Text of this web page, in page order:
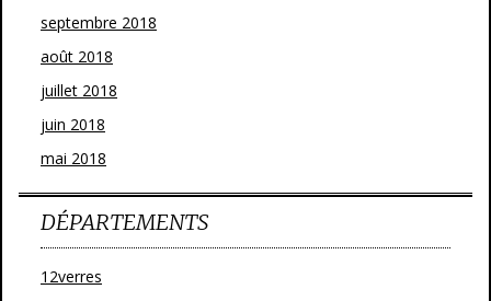
septembre 2018
août 2018
juillet 2018
juin 2018
mai 2018
DÉPARTEMENTS
12verres